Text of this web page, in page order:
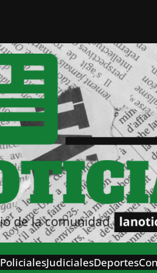
PolicialesJudicialesDeportes